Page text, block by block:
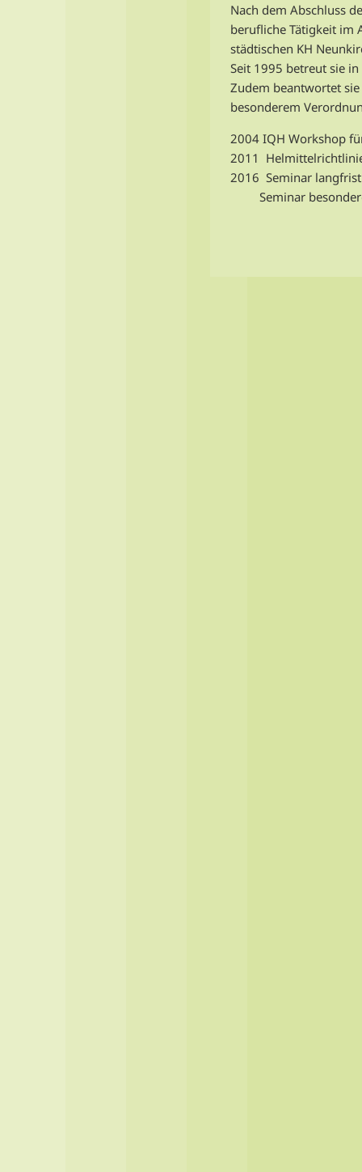
Nach dem Abschluss
berufliche Tätigkeit im
städtischen KH
Seit 1995 betreut sie
Zudem beantwortet
besonderem
2004 IQH Workshop
2011
2016 Seminar
Seminar